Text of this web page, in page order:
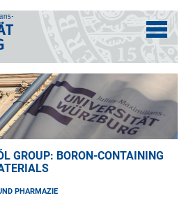
GROUP: BORON-CONTAINING
PHARMAZIE